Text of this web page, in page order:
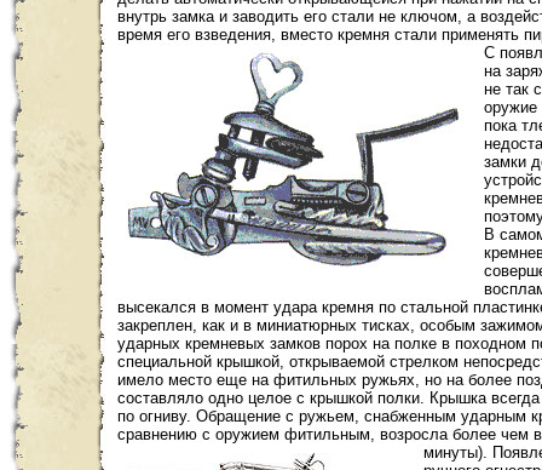
внутрь замка и заводить его стали не ключом, а
время его взведения, вместо кремня стали применять
С
на
не так
оружие
пока
замки
В
высекался в момент удара кремня по стальной
закреплен, как и в миниатюрных тисках, особым
ударных кремневых замков порох на полке в походном
специальной крышкой, открываемой стрелком
имело место еще на фитильных ружьях, но на более
составляло одно целое с крышкой полки. Крышка
по огниву. Обращение с ружьем, снабженным ударным
сравнению с оружием фитильным, возросла более чем
минуты).